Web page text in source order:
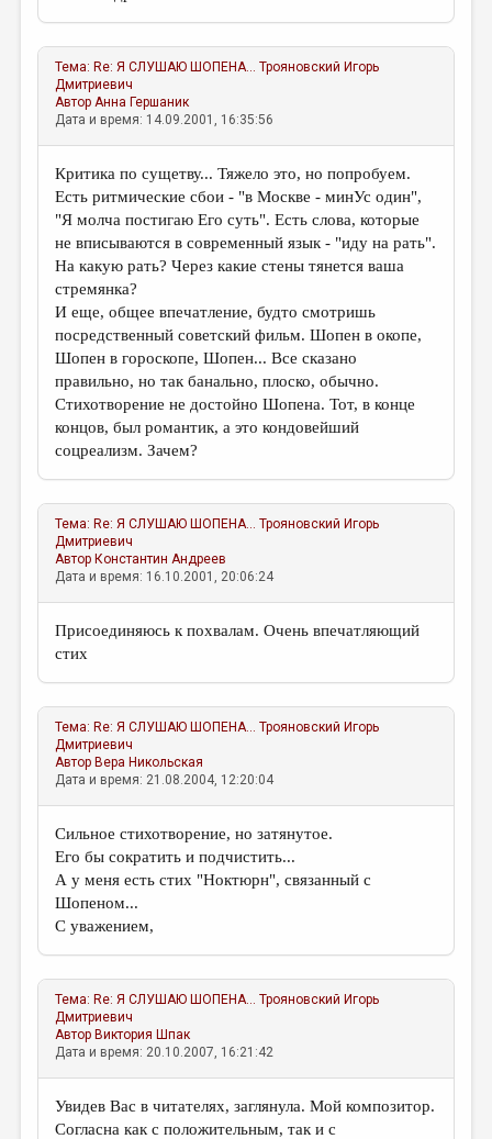
Тема: Re: Я СЛУШАЮ ШОПЕНА... Трояновский Игорь
Дмитриевич
АвторАнна Гершаник
Дата и время: 14.09.2001, 16:35:56
Критика по сущетву... Тяжело это, но попробуем.
Есть ритмические сбои - "в Москве - минУс один",
"Я молча постигаю Его суть". Есть слова, которые
не вписываются в современный язык - "иду на рать".
На какую рать? Через какие стены тянется ваша
стремянка?
И еще, общее впечатление, будто смотришь
посредственный советский фильм. Шопен в окопе,
Шопен в гороскопе, Шопен... Все сказано
правильно, но так банально, плоско, обычно.
Стихотворение не достойно Шопена. Тот, в конце
концов, был романтик, а это кондовейший
соцреализм. Зачем?
Тема: Re: Я СЛУШАЮ ШОПЕНА... Трояновский Игорь
Дмитриевич
Автор Константин Андреев
Дата и время: 16.10.2001, 20:06:24
Присоединяюсь к похвалам. Очень впечатляющий
стих
Тема: Re: Я СЛУШАЮ ШОПЕНА... Трояновский Игорь
Дмитриевич
Автор Вера Никольская
Дата и время: 21.08.2004, 12:20:04
Сильное стихотворение, но затянутое.
Его бы сократить и подчистить...
А у меня есть стих "Ноктюрн", связанный с
Шопеном...
С уважением,
Тема: Re: Я СЛУШАЮ ШОПЕНА... Трояновский Игорь
Дмитриевич
Автор Виктория Шпак
Дата и время: 20.10.2007, 16:21:42
Увидев Вас в читателях, заглянула. Мой композитор.
Согласна как с положительным, так и с